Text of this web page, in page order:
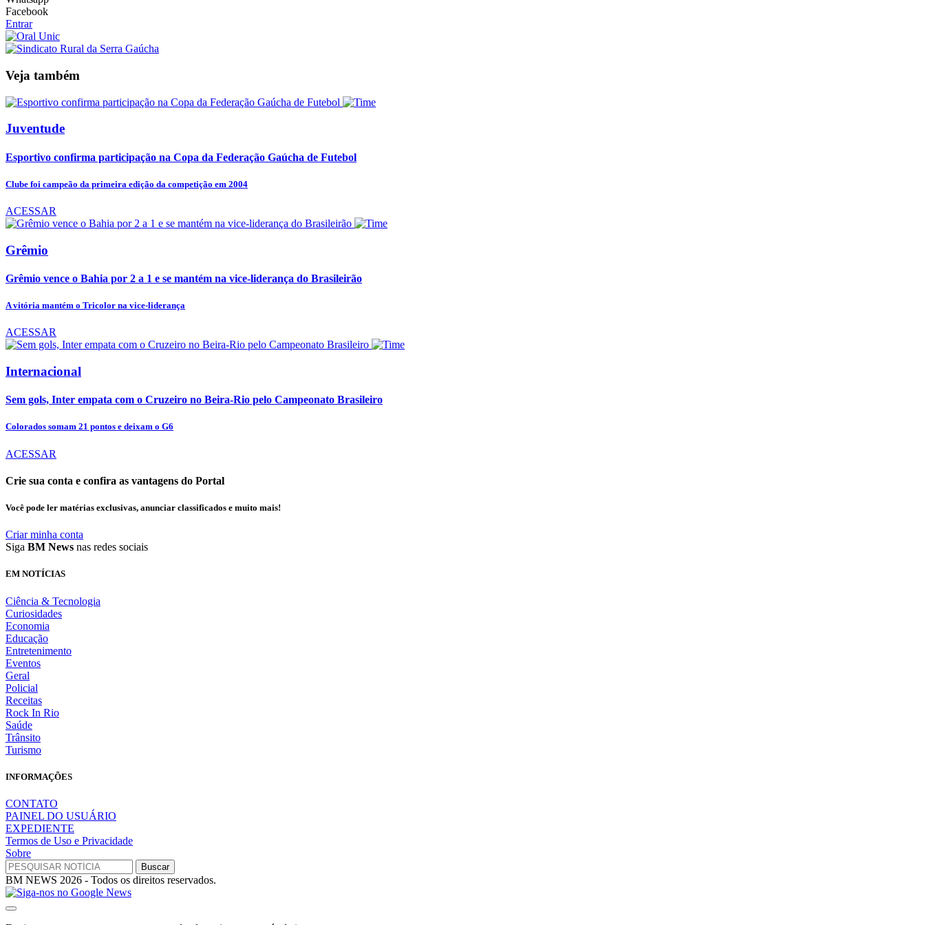
Facebook
Entrar
Veja também
Juventude
Esportivo confirma participação na Copa da Federação Gaúcha de Futebol
Clube foi campeão da primeira edição da competição em 2004
ACESSAR
Grêmio
Grêmio vence o Bahia por 2 a 1 e se mantém na vice-liderança do Brasileirão
A vitória mantém o Tricolor na vice-liderança
ACESSAR
Internacional
Sem gols, Inter empata com o Cruzeiro no Beira-Rio pelo Campeonato Brasileiro
Colorados somam 21 pontos e deixam o G6
ACESSAR
Crie sua conta e confira as vantagens do Portal
Você pode ler matérias exclusivas, anunciar classificados e muito mais!
Criar minha conta
Siga BM News nas redes sociais
EM NOTÍCIAS
Ciência & Tecnologia
Curiosidades
Economia
Educação
Entretenimento
Eventos
Geral
Policial
Receitas
Rock In Rio
Saúde
Trânsito
Turismo
INFORMAÇÕES
CONTATO
PAINEL DO USUÁRIO
EXPEDIENTE
Termos de Uso e Privacidade
Sobre
BM NEWS 2026 - Todos os direitos reservados.